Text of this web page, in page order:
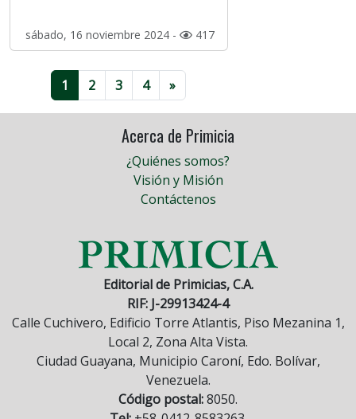
sábado, 16 noviembre 2024 - 417
1 2 3 4 »
Acerca de Primicia
¿Quiénes somos?
Visión y Misión
Contáctenos
Editorial de Primicias, C.A.
RIF: J-29913424-4
Calle Cuchivero, Edificio Torre Atlantis, Piso Mezanina 1,
Local 2, Zona Alta Vista.
Ciudad Guayana, Municipio Caroní, Edo. Bolívar,
Venezuela.
Código postal:8050.